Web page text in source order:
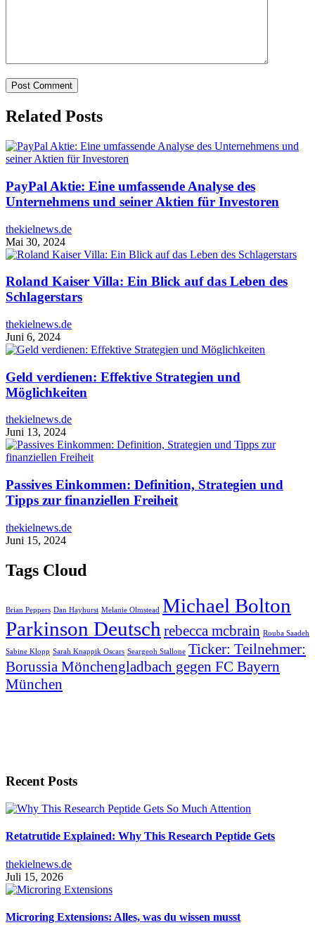
Related Posts
PayPal Aktie: Eine umfassende Analyse des
Unternehmens und seiner Aktien für Investoren
thekielnews.de
Mai 30, 2024
Roland Kaiser Villa: Ein Blick auf das Leben des
Schlagerstars
thekielnews.de
Juni 6, 2024
Geld verdienen: Effektive Strategien und
Möglichkeiten
thekielnews.de
Juni 13, 2024
Passives Einkommen: Definition, Strategien und
Tipps zur finanziellen Freiheit
thekielnews.de
Juni 15, 2024
Tags Cloud
Brian Peppers Dan Hayhurst Melanie Olmstead Michael Bolton
Parkinson Deutsch rebecca mcbrain Rouba Saadeh
Sabine Klopp Sarah Knappik Oscars Seargeoh Stallone Ticker: Teilnehmer:
Borussia Mönchengladbach gegen FC Bayern
München
Recent Posts
Retatrutide Explained: Why This Research Peptide Gets
thekielnews.de
Juli 15, 2026
Microring Extensions: Alles, was du wissen musst